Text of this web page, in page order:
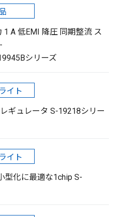
1 A 低EMI 降圧 同期整流 ス
シリーズ
イト
ギュレータ S-19218シリー
イト
型化に最適な1chip S-